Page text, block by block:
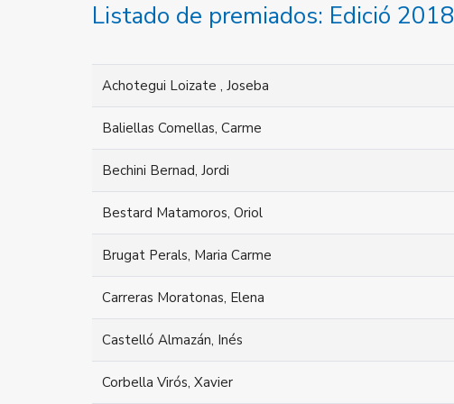
Listado de premiados: Edició 2018
Achotegui Loizate , Joseba
Baliellas Comellas, Carme
Bechini Bernad, Jordi
Bestard Matamoros, Oriol
Brugat Perals, Maria Carme
Carreras Moratonas, Elena
Castelló Almazán, Inés
Corbella Virós, Xavier